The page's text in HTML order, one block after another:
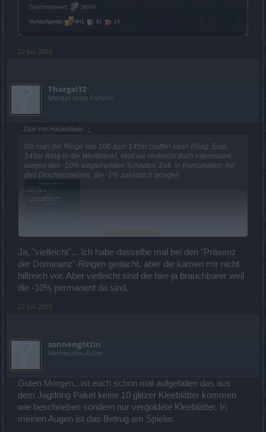
22 Juli 2025
Thorgal12
Meister eines Forums
Zitat von Hacketäuer: ↑
Da man die Ringe von 100 zum 145er craften kann (Ring, Erze,
145er Ring in die Werkbank), sind sie vielleicht doch interessant
wegen den -10% eingehenden Schaden. Evtl. in Kombination mit
den Drachensteinen, die -1% zusätzlich bringen.
Click to expand...
Ja, "vielleicht"... Ich habe dasselbe mal bei den "Präsenz
der Dominanz"-Ringen gedacht, aber die kamen mir nicht
hilfreich vor. Aber vielleicht sind die hier ja brauchbarer weil
die -10% permanent da sind.
22 Juli 2025
sonnengöttin
Nachwuchs-Autor
Guten Morgen...ist euch schon mal aufgefallen das aus
dem Jagdring Paket keine 10 glitzer Kleeblätter kommen
wie beschrieben sondern nur vergoldete Kleeblätter. In
meinen Augen ist das Betrug am Spieler.